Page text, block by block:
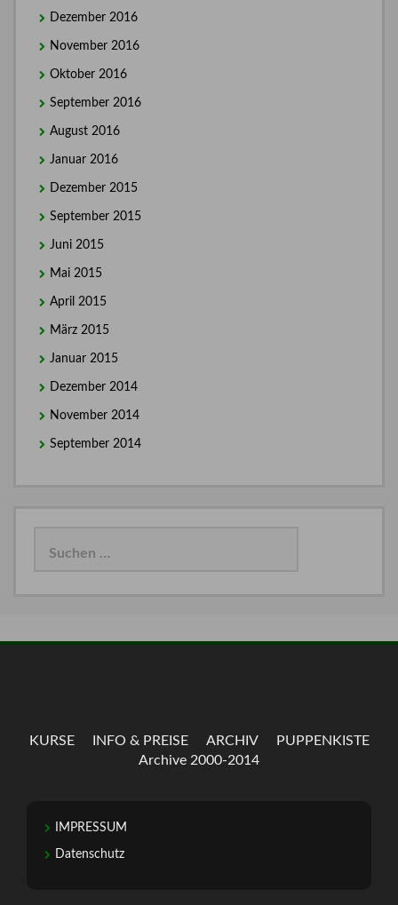
Dezember 2016
November 2016
Oktober 2016
September 2016
August 2016
Januar 2016
Dezember 2015
September 2015
Juni 2015
Mai 2015
April 2015
März 2015
Januar 2015
Dezember 2014
November 2014
September 2014
KURSE INFO & PREISE ARCHIV
PUPPENKISTE
Archive 2000-2014
IMPRESSUM
Datenschutz